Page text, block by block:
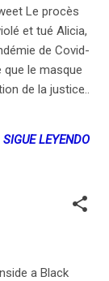
Le procès
et tué Alicia,
de Covid-
que le masque
de la justice
la
«sans
et
Radio
SIGUE LEYENDO
a Black